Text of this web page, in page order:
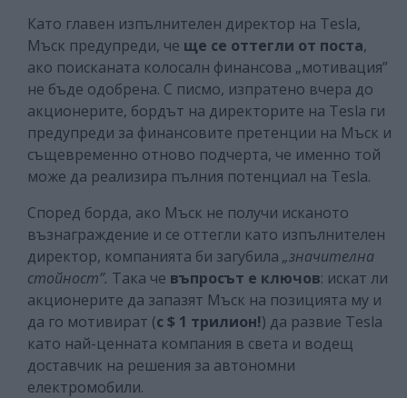
Като главен изпълнителен директор на Tesla,
Мъск предупреди, че ще се оттегли от поста,
ако поисканата колосалн финансова „мотивация”
не бъде одобрена. С писмо, изпратено вчера до
акционерите, бордът на директорите на Tesla ги
предупреди за финансовите претенции на Мъск и
същевременно отново подчерта, че именно той
може да реализира пълния потенциал на Tesla.
Според борда, ако Мъск не получи исканото
възнаграждение и се оттегли като изпълнителен
директор, компанията би загубила „значителна
стойност”. Така че въпросът е ключов: искат ли
акционерите да запазят Мъск на позицията му и
да го мотивират (с $ 1 трилион!) да развие Tesla
като най-ценната компания в света и водещ
доставчик на решения за автономни
електромобили.